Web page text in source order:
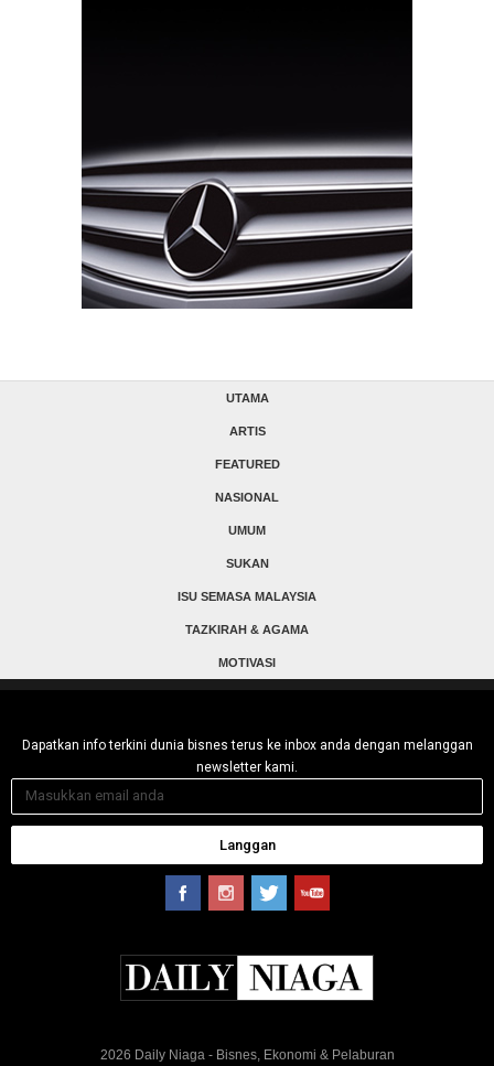
UTAMA
ARTIS
FEATURED
NASIONAL
UMUM
SUKAN
ISU SEMASA MALAYSIA
TAZKIRAH & AGAMA
MOTIVASI
Dapatkan info terkini dunia bisnes terus ke inbox anda dengan melanggan
newsletter kami.
Langgan
2026 Daily Niaga - Bisnes, Ekonomi & Pelaburan